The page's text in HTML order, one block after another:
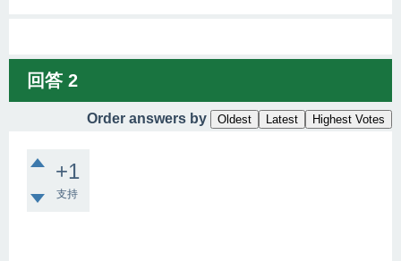
回答 2
Order answers by Oldest Latest Highest Votes
+1
支持